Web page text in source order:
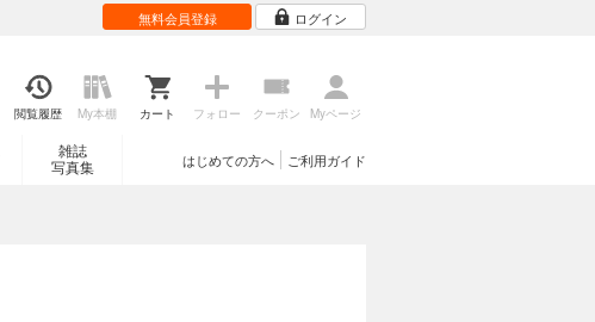
無料会員登録 ログイン
閲覧履歴 My本棚 カート フォロー クーポン Myページ
雑誌
写真集
ご利用ガイド
はじめての方へ